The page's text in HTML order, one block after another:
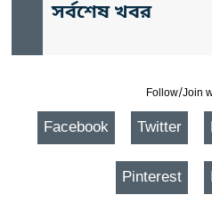
সর্বশেষ খবর
Follow/Join
Facebook Twitter
Pinterest